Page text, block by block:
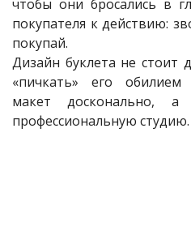
чтобы они бросались в
покупателя к действию:
покупай.
Дизайн буклета не стоит
«пичкать» его обилием
макет досконально,
профессиональную студию.